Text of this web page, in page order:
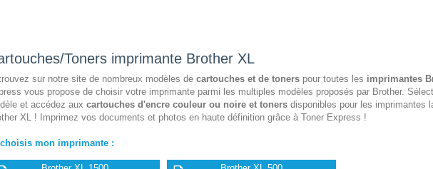
Toners imprimante Brother XL
sur notre site de nombreux modèles de cartouches et de tonerspour toutes les imprimantes
vous propose de choisir votre imprimante parmi les multiples modèles proposés par Brother.
et accédez aux cartouches d'encre couleur ou noire et tonersdisponibles pour les imprimantes
XL ! Imprimez vos documents et photos en haute définition grâce à Toner Express !
mon imprimante :